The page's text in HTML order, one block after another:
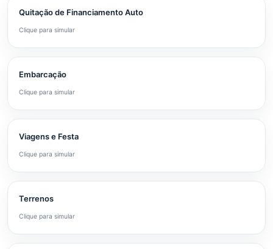
Quitação de Financiamento Auto
Clique para simular
Embarcação
Clique para simular
Viagens e Festa
Clique para simular
Terrenos
Clique para simular